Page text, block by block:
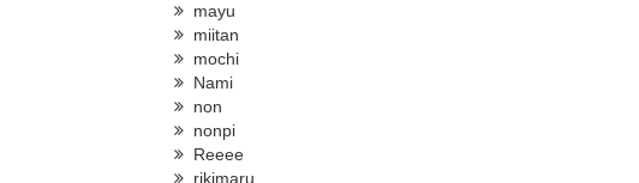
mayu
miitan
mochi
Nami
non
nonpi
Reeee
rikimaru